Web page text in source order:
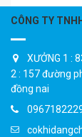
CÔNG TY
XƯỞNG 1 :
2 : 157 đường
đồng nai